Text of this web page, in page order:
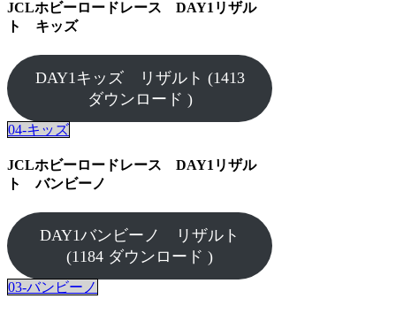
JCLホビーロードレース DAY1リザル
ト キッズ
DAY1キッズ リザルト (1413
ダウンロード )
04-キッズ
JCLホビーロードレース DAY1リザル
ト バンビーノ
DAY1バンビーノ リザルト
(1184 ダウンロード )
03-バンビーノ